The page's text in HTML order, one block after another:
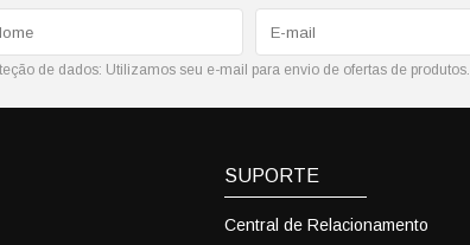
de dados: Utilizamos seu e-mail para envio de ofertas de produtos.
SUPORTE
Central de Relacionamento